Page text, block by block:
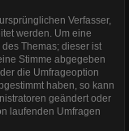
Verfasser,
werden. Um eine
Themas; dieser ist
Stimme abgegeben
die Umfrageoption
haben, so kann
geändert oder
laufenden Umfragen